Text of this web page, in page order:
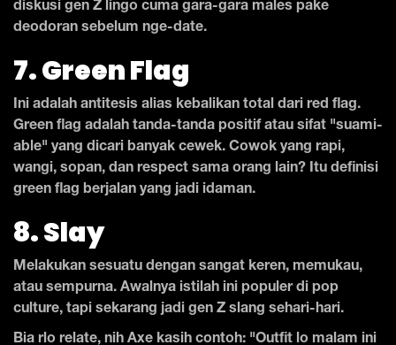
diskusi gen Z lingo cuma gara-gara males pake
deodoran sebelum nge-date.
7. Green Flag
Ini adalah antitesis alias kebalikan total dari red flag.
Green flag adalah tanda-tanda positif atau sifat "suami-
able" yang dicari banyak cewek. Cowok yang rapi,
wangi, sopan, dan respect sama orang lain? Itu definisi
green flag berjalan yang jadi idaman.
8. Slay
Melakukan sesuatu dengan sangat keren, memukau,
atau sempurna. Awalnya istilah ini populer di pop
culture, tapi sekarang jadi gen Z slang sehari-hari.
Bia rlo relate, nih Axe kasih contoh: "Outfit lo malam ini